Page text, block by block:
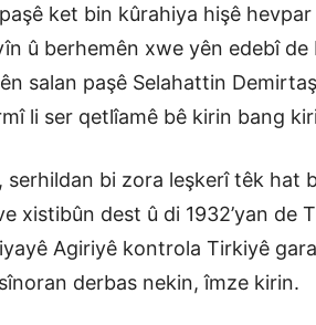
ket bin kûrahiya hişê
û berhemên xwe yên edebî
salan paşê Selahattin
li ser qetlîamê bê kirin bang
serhildan bi zora leşkerî têk
xistibûn dest û di 1932’yan de
Agiriyê kontrola Tirkiyê
derbas nekin, îmze kirin.